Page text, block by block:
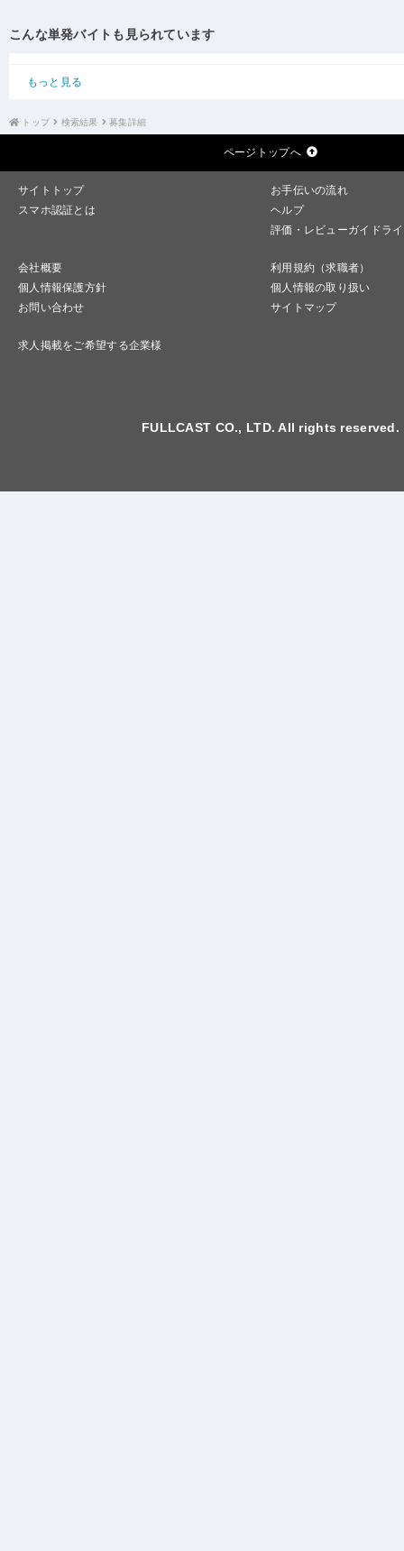
こんな単発バイトも見られています
もっと見る
トップ 検索結果 募集詳細
ページトップへ
サイトトップ
お手伝いの流れ
スマホ認証とは
ヘルプ
評価・レビューガイドラ
会社概要
利用規約（求職者）
個人情報保護方針
個人情報の取り扱い
お問い合わせ
サイトマップ
求人掲載をご希望する企業様
FULLCAST CO., LTD. All rights reserved.